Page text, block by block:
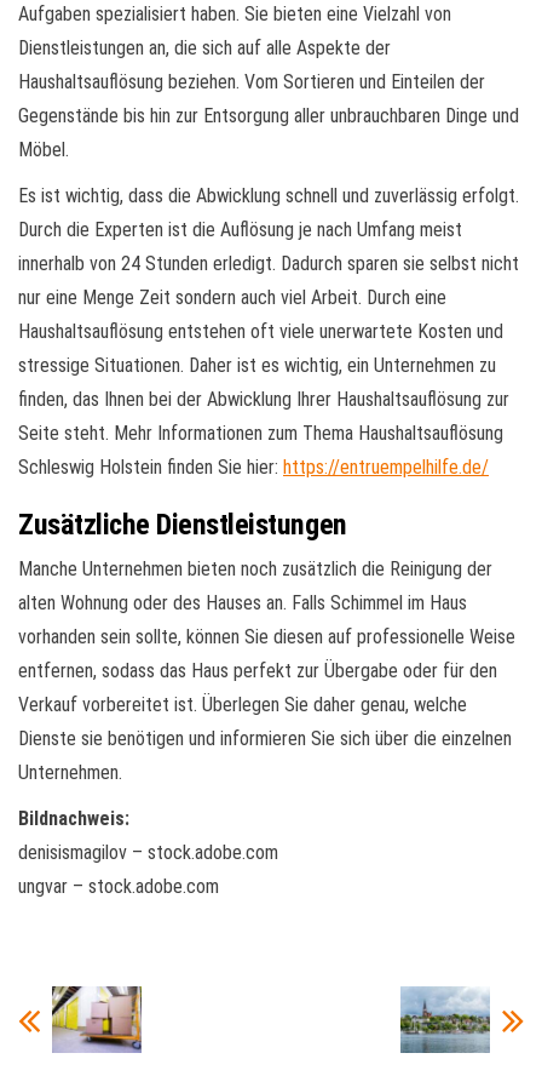
Aufgaben spezialisiert haben. Sie bieten eine Vielzahl von
Dienstleistungen an, die sich auf alle Aspekte der
Haushaltsauflösung beziehen. Vom Sortieren und Einteilen der
Gegenstände bis hin zur Entsorgung aller unbrauchbaren Dinge und
Möbel.
Es ist wichtig, dass die Abwicklung schnell und zuverlässig erfolgt.
Durch die Experten ist die Auflösung je nach Umfang meist
innerhalb von 24 Stunden erledigt. Dadurch sparen sie selbst nicht
nur eine Menge Zeit sondern auch viel Arbeit. Durch eine
Haushaltsauflösung entstehen oft viele unerwartete Kosten und
stressige Situationen. Daher ist es wichtig, ein Unternehmen zu
finden, das Ihnen bei der Abwicklung Ihrer Haushaltsauflösung zur
Seite steht. Mehr Informationen zum Thema Haushaltsauflösung
Schleswig Holstein finden Sie hier: https://entruempelhilfe.de/
Zusätzliche Dienstleistungen
Manche Unternehmen bieten noch zusätzlich die Reinigung der
alten Wohnung oder des Hauses an. Falls Schimmel im Haus
vorhanden sein sollte, können Sie diesen auf professionelle Weise
entfernen, sodass das Haus perfekt zur Übergabe oder für den
Verkauf vorbereitet ist. Überlegen Sie daher genau, welche
Dienste sie benötigen und informieren Sie sich über die einzelnen
Unternehmen.
Bildnachweis:
denisismagilov – stock.adobe.com
ungvar – stock.adobe.com